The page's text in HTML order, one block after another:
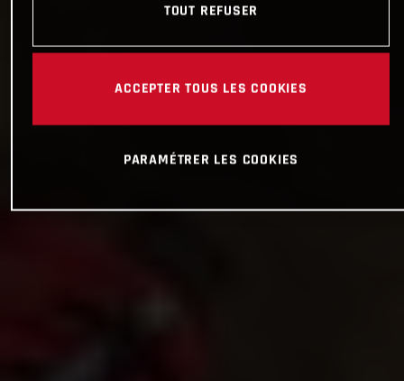
TOUT REFUSER
ACCEPTER TOUS LES COOKIES
PARAMÉTRER LES COOKIES